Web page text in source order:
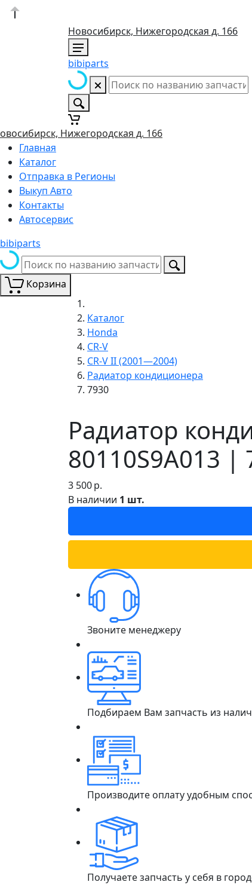
Новосибирск, Нижегородская д. 166
bibiparts
Нижегородская д. 166
Главная
Каталог
Отправка в Регионы
Выкуп Авто
Контакты
Автосервис
bibiparts
Корзина
Каталог
Honda
CR-V
CR-V II (2001—2004)
Радиатор кондиционера
7930
Радиатор
80110S9A013 |
3 500р.
В наличии 1 шт.
Звоните менеджеру
Подбираем Вам запчасть из
Производите оплату удобным
Получаете запчасть у себя в